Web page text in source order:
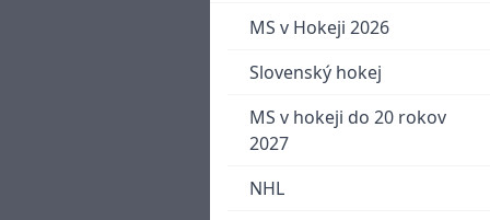
MS v Hokeji 2026
Slovenský hokej
MS v hokeji do 20 rokov
2027
NHL